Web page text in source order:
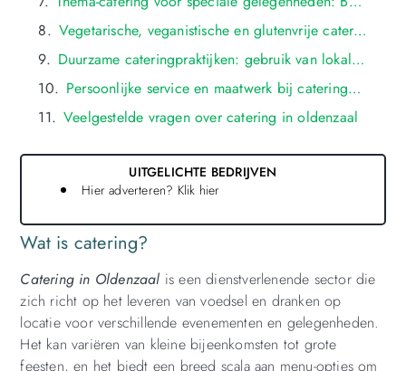
Wat is catering?
Catering in Oldenzaal is een dienstverlenende sector die
zich richt op het leveren van voedsel en dranken op
locatie voor verschillende evenementen en gelegenheden.
Het kan variëren van kleine bijeenkomsten tot grote
feesten, en het biedt een breed scala aan menu-opties om
Vegetarische, veganistische en glutenvrije cateringopties beschikbaar in oldenzaal
Duurzame cateringpraktijken: gebruik van lokale en seizoensgebonden ingrediënten, recyclebare verpakkingen en energiezuinige keukens in oldenzaal
Persoonlijke service en maatwerk bij cateringbedrijven: menu-aanpassingen, dieetvereisten en speciale verzoeken in oldenzaal
Veelgestelde vragen over catering in oldenzaal
UITGELICHTE BEDRIJVEN
Hier adverteren? Klik hier